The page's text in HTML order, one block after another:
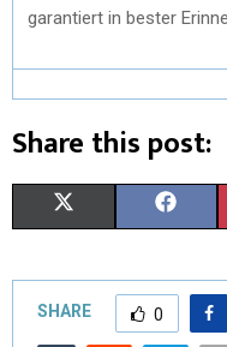
garantiert in bester
Share this post:
C
E
SHARE 0